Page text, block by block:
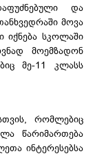
და
მოვა
იქნება სკოლაში
მოემზადონ
მე-11 კლასს
რომლებიც
წარიმართება
ინტერესებსა